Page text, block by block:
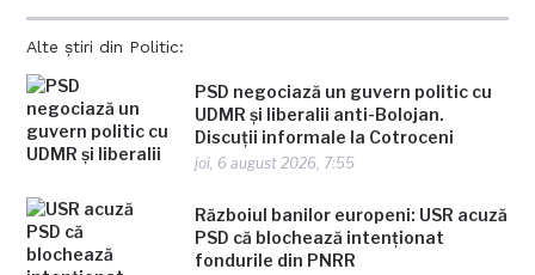
Alte știri din Politic:
PSD negociază un guvern politic cu
UDMR şi liberalii anti-Bolojan.
Discuţii informale la Cotroceni
joi, 6 august 2026, 7:55
Războiul banilor europeni: USR acuză
PSD că blochează intenționat
fondurile din PNRR